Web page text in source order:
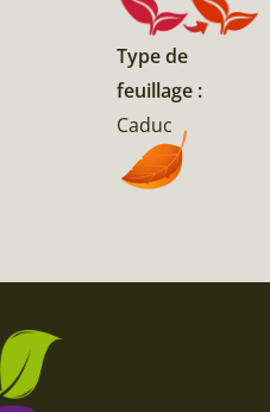
Type de
feuillage :
Caduc